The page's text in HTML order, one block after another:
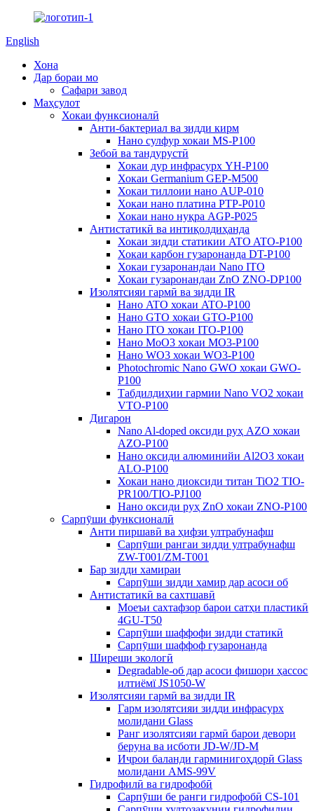
English
Хона
Дар бораи мо
Сафари завод
Маҳсулот
Хокаи функсионалӣ
Анти-бактериал ва зидди кирм
Нано сулфур хокаи MS-P100
Зебоӣ ва тандурустӣ
Хокаи дур инфрасурх YH-P100
Хокаи Germanium GEP-M500
Хокаи тиллоии нано AUP-010
Хокаи нано платина PTP-P010
Хокаи нано нуқра AGP-P025
Антистатикӣ ва интиқолдиҳанда
Хокаи зидди статикии ATO ATO-P100
Хокаи карбон гузаронанда DT-P100
Хокаи гузаронандаи Nano ITO
Хокаи гузаронандаи ZnO ZNO-DP100
Изолятсияи гармӣ ва зидди IR
Нано ATO хокаи ATO-P100
Нано GTO хокаи GTO-P100
Нано ITO хокаи ITO-P100
Нано MoO3 хокаи MO3-P100
Нано WO3 хокаи WO3-P100
Photochromic Nano GWO хокаи GWO-
P100
Табдилдиҳии гармии Nano VO2 хокаи
VTO-P100
Дигарон
Nano Al-doped оксиди руҳ AZO хокаи
AZO-P100
Нано оксиди алюминийи Al2O3 хокаи
ALO-P100
Хокаи нано диоксиди титан TiO2 TIO-
PR100/TIO-PJ100
Нано оксиди руҳ ZnO хокаи ZNO-P100
Сарпӯши функсионалӣ
Анти пиршавӣ ва ҳифзи ултрабунафш
Сарпӯши рангаи зидди ултрабунафш
ZW-T001/ZM-T001
Бар зидди хамираи
Сарпӯши зидди хамир дар асоси об
Антистатикӣ ва сахтшавӣ
Моеъи сахтафзор барои сатҳи пластикӣ
4GU-T50
Сарпӯши шаффофи зидди статикӣ
Сарпӯши шаффоф гузаронанда
Ширеши экологӣ
Degradable-об дар асоси фишори ҳассос
илтиёмї JS1050-W
Изолятсияи гармӣ ва зидди IR
Гарм изолятсияи зидди инфрасурх
молидани Glass
Ранг изолятсияи гармӣ барои девори
беруна ва исботи JD-W/JD-M
Иҷрои баланди гарминигоҳдорӣ Glass
молидани AMS-99V
Гидрофилӣ ва гидрофобӣ
Сарпӯши бе ранги гидрофобӣ CS-101